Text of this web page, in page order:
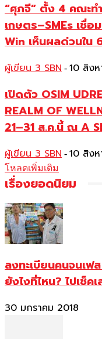
“ศุภจี” ตั้ง 4 คณะท
เกษตร–SMEs เชื่อ
Win เห็นผลด่วนใน
ผู้เขียน 3 SBN - 10 สิง
เปิดตัว OSIM
REALM OF
21–31 ส.ค.นี้ ณ A
ผู้เขียน 3 SBN - 10 สิง
โหลดเพิ่มเติม
เรื่องยอดนิยม
ลงทะเบียนคนจนเฟ
ยังไงที่ไหน? ไปเช็ค
30 มกราคม 2018